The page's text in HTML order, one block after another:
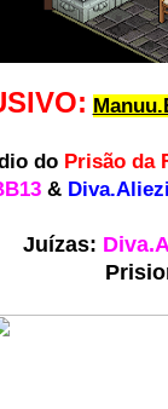
do Prisão da
&
Juízas: